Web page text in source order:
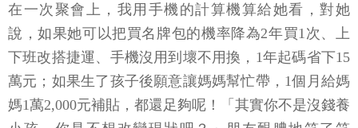
在一次聚會上，我用手機的計算機算給她看，對她
說，如果她可以把買名牌包的機率降為2年買1次、上
下班改搭捷運、手機沒用到壞不用換，1年起碼省下15
萬元；如果生了孩子後願意讓媽媽幫忙帶，1個月給媽
媽1萬2,000元補貼，都還足夠呢！「其實你不是沒錢養